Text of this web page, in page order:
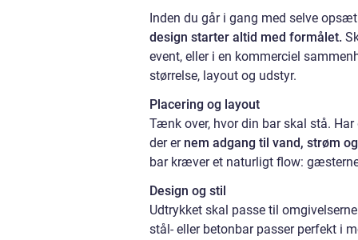
Inden du går i gang med selve
design starter altid med formålet.
event, eller i en kommerciel
størrelse, layout og udstyr.
Placering og layout
Tænk over, hvor din bar skal stå.
der er nem adgang til vand, strøm
bar kræver et naturligt flow:
Design og stil
Udtrykket skal passe til
stål- eller betonbar passer perfekt i